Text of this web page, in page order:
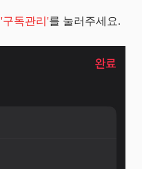
'구독관리'를 눌러주세요.